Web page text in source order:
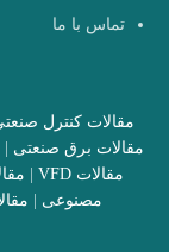
تماس با ما
مقالات کنترل
مقالات برق صنعتی
مقالات VFD
مصنوعی